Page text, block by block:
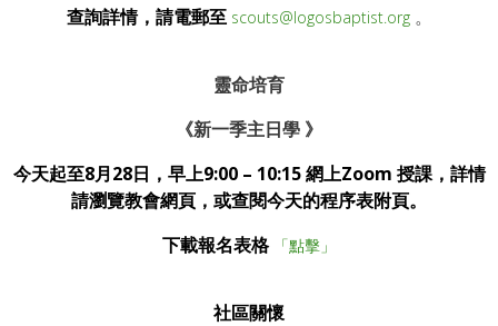
查詢詳情，請電郵至 scouts@logosbaptist.org。
靈命培育
《新一季主日學 》
今天起至8月28日，早上9:00 – 10:15 網上Zoom 授課，詳情
請瀏覽教會網頁，或查閱今天的程序表附頁。
下載報名表格
「點擊」
社區關懷